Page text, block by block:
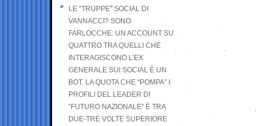
LE “TRUPPE” SOCIAL DI
VANNACCI? SONO
FARLOCCHE: UN ACCOUNT SU
QUATTRO TRA QUELLI CHE
INTERAGISCONO L’EX
GENERALE SUI SOCIAL È UN
BOT. LA QUOTA CHE “POMPA” I
PROFILI DEL LEADER DI
“FUTURO NAZIONALE” È TRA
DUE-TRE VOLTE SUPERIORE